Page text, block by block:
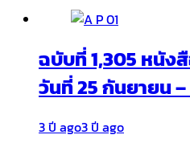
ฉบับที่ 1,305 หนัง
วันที่ 25 กันยายน
3 ปี ago3 ปี ago